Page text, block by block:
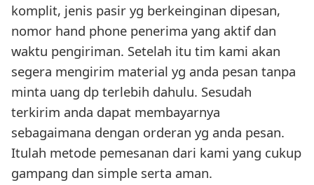
komplit, jenis pasir yg berkeinginan dipesan,
nomor hand phone penerima yang aktif dan
waktu pengiriman. Setelah itu tim kami akan
segera mengirim material yg anda pesan tanpa
minta uang dp terlebih dahulu. Sesudah
terkirim anda dapat membayarnya
sebagaimana dengan orderan yg anda pesan.
Itulah metode pemesanan dari kami yang cukup
gampang dan simple serta aman.